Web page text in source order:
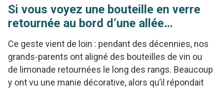
Si vous voyez une bouteille en verre
retournée au bord d’une allée…
Ce geste vient de loin : pendant des décennies, nos
grands-parents ont aligné des bouteilles de vin ou
de limonade retournées le long des rangs. Beaucoup
y ont vu une manie décorative, alors qu’il répondait